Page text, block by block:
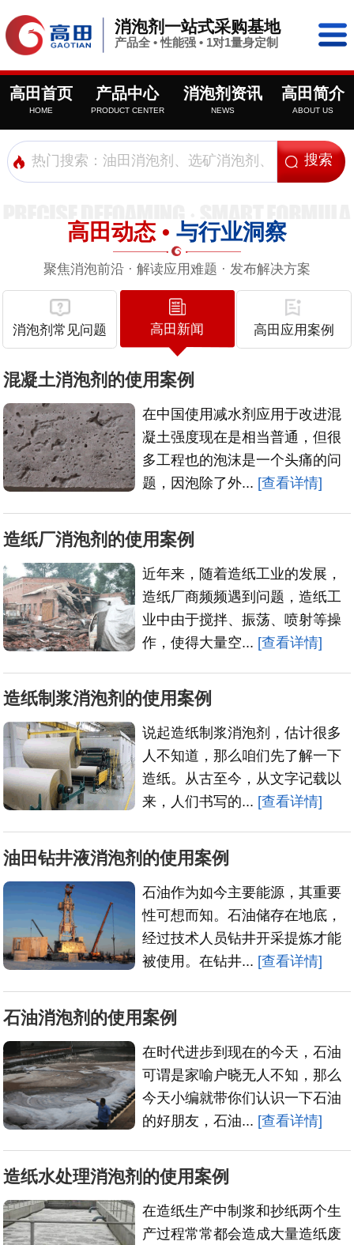
消泡剂一站式采购基地
产品全 • 性能强 • 1对1量身定制
高田首页
HOME
产品中心
PRODUCT CENTER
消泡剂资讯
NEWS
高田简介
ABOUT US
高田动态 • 与行业洞察
聚焦消泡前沿 · 解读应用难题 · 发布解决方案
消泡剂常见问题 高田新闻 高田应用案例
混凝土消泡剂的使用案例
在中国使用减水剂应用于改进混
凝土强度现在是相当普通，但很
多工程也的泡沫是一个头痛的问
题，因泡除了外... [查看详情]
造纸厂消泡剂的使用案例
近年来，随着造纸工业的发展，
造纸厂商频频遇到问题，造纸工
业中由于搅拌、振荡、喷射等操
作，使得大量空... [查看详情]
造纸制浆消泡剂的使用案例
说起造纸制浆消泡剂，估计很多
人不知道，那么咱们先了解一下
造纸。从古至今，从文字记载以
来，人们书写的... [查看详情]
油田钻井液消泡剂的使用案例
石油作为如今主要能源，其重要
性可想而知。石油储存在地底，
经过技术人员钻井开采提炼才能
被使用。在钻井... [查看详情]
石油消泡剂的使用案例
在时代进步到现在的今天，石油
可谓是家喻户晓无人不知，那么
今天小编就带你们认识一下石油
的好朋友，石油... [查看详情]
造纸水处理消泡剂的使用案例
在造纸生产中制浆和抄纸两个生
产过程常常都会造成大量造纸废